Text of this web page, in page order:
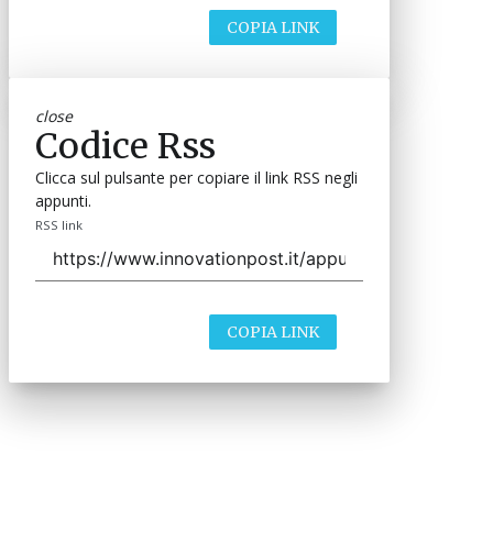
COPIA LINK
close
Codice Rss
Clicca sul pulsante per copiare il link RSS negli
appunti.
RSS link
COPIA LINK